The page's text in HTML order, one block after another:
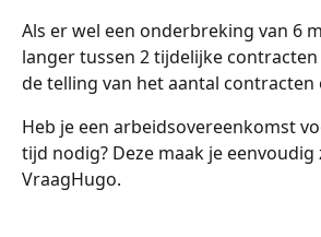
Als er wel een onderbreking van 6
langer tussen 2 tijdelijke
de telling van het aantal contracten
Heb je een arbeidsovereenkomst
tijd nodig? Deze maak je eenvoudig
VraagHugo.